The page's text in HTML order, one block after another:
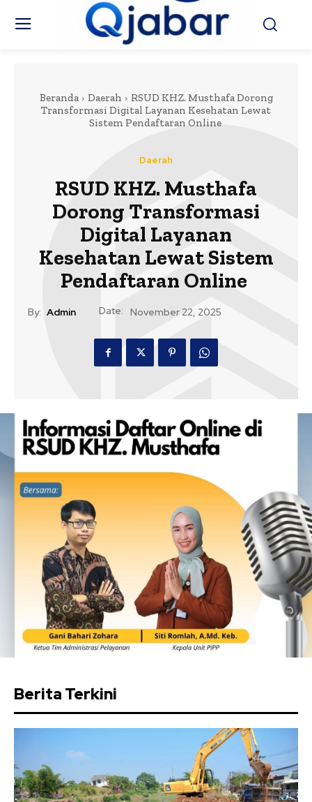
Beranda Daerah
RSUD KHZ. Musthafa Dorong
Transformasi Digital Layanan Kesehatan Lewat
Sistem Pendaftaran Online
Daerah
RSUD KHZ. Musthafa
Dorong Transformasi
Digital Layanan
Kesehatan Lewat Sistem
Pendaftaran Online
By: Admin Date: November 22, 2025
Berita Terkini